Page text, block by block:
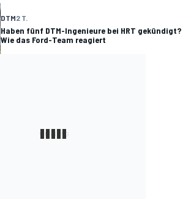
DTM2 T.
Haben fünf DTM-Ingenieure bei HRT gekündigt?
Wie das Ford-Team reagiert